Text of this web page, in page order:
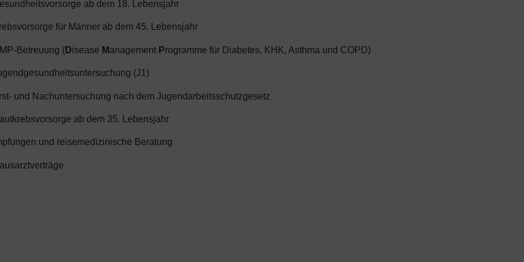
ab dem 18. Lebensjahr
für Männer ab dem 45. Lebensjahr
Betreuung (Disease M anagement Programme für Diabetes, KHK, Asthma und COPD)
(J1)
und Nachuntersuchung nach dem Jugendarbeitsschutzgesetz
ab dem 35. Lebensjahr
und reisemedizinische Beratung